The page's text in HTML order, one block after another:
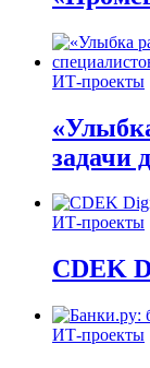
ИТ-проекты
задачи
ИТ-проекты
CDEK
ИТ-проекты